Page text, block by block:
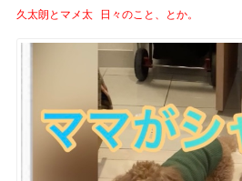
久太朗とマメ太 日々のこと、とか。